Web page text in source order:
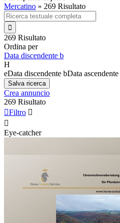
Mercatino » 269 Risultato

269 Risultato
Ordina per
Data discendente b
H
eData discendente bData ascendente
Salva ricerca
Crea annuncio
269 Risultato
Filtro 

Eye-catcher